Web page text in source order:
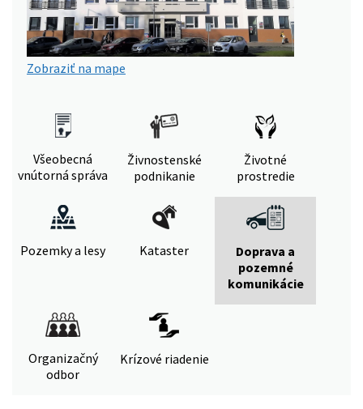
Zobraziť na mape
Všeobecná
vnútorná správa
Živnostenské
podnikanie
Životné
prostredie
Pozemky a lesy Kataster
Doprava a
pozemné
komunikácie
Organizačný
odbor
Krízové riadenie